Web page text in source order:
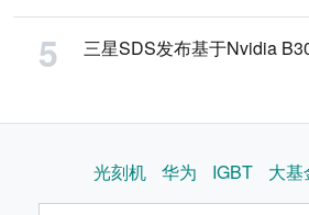
三星SDS发布基于Nvidia
光刻机 华为 IGBT 大基